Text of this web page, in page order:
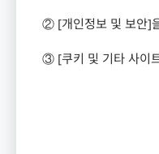
② [개인정보 및 보안]
③ [쿠키 및 기타 사이